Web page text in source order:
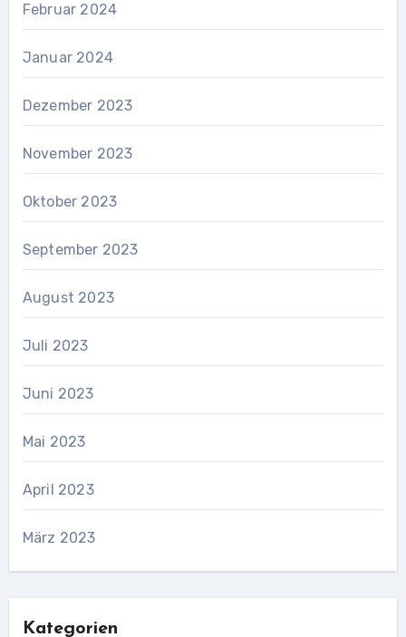
Februar 2024
Januar 2024
Dezember 2023
November 2023
Oktober 2023
September 2023
August 2023
Juli 2023
Juni 2023
Mai 2023
April 2023
März 2023
Kategorien